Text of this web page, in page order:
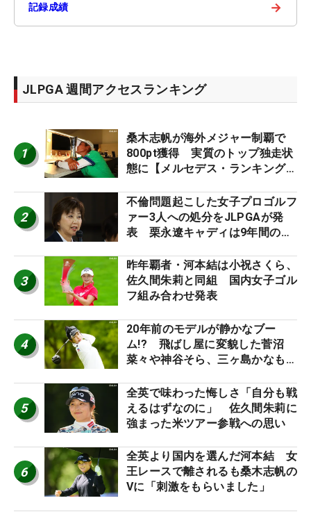
記録成績 →
JLPGA 週間アクセスランキング
1
桑木志帆が海外メジャー制覇で
800pt獲得 実質のトップ独走状
態に【メルセデス・ランキング番
2
不倫問題起こした女子プロゴルフ
ァー3人への処分をJLPGAが発
表 栗永遼キャディは9年間の立
3
昨年覇者・河本結は小祝さくら、
佐久間朱莉と同組 国内女子ゴル
フ組み合わせ発表
4
20年前のモデルが静かなブー
ム!? 飛ばし屋に変貌した菅沼
菜々や神谷そら、三ヶ島かなも使
ロたちの“飛ばしギア”】
5
全英で味わった悔しさ「自分も戦
えるはずなのに」 佐久間朱莉に
強まった米ツアー参戦への思い
6
全英より国内を選んだ河本結 女
王レースで離されるも桑木志帆の
Vに「刺激をもらいました」